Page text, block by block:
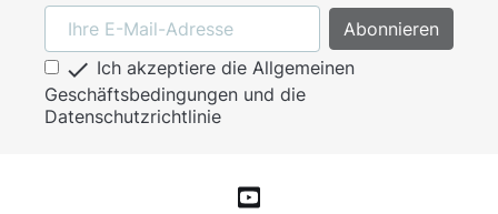
 Ich akzeptiere die Allgemeinen
Geschäftsbedingungen und die
Datenschutzrichtlinie